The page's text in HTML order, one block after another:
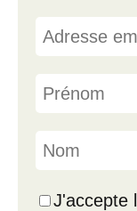
J'accepte